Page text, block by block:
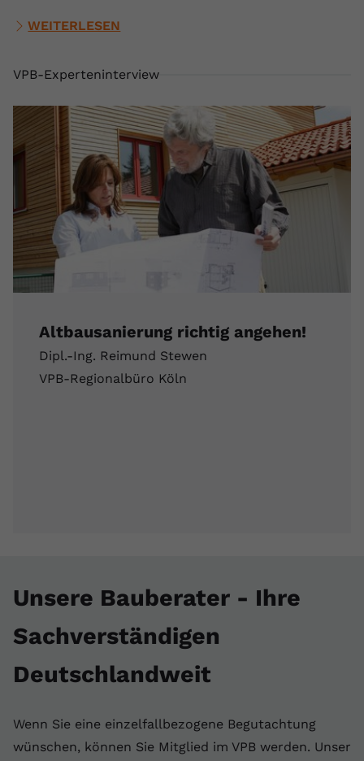
WEITERLESEN
VPB-Experteninterview
Altbausanierung richtig angehen!
Dipl.-Ing. Reimund Stewen
VPB-Regionalbüro Köln
Unsere Bauberater - Ihre
Sachverständigen
Deutschlandweit
Wenn Sie eine einzelfallbezogene Begutachtung
wünschen, können Sie Mitglied im VPB werden. Unser